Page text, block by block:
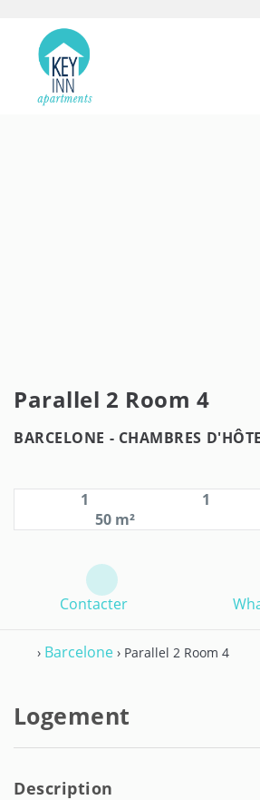
Parallel 2 Room 4
BARCELONE - CHAMBRES
1 1
50 m²
Contacter
› Barcelone› Parallel 2 Room 4
Logement
Description